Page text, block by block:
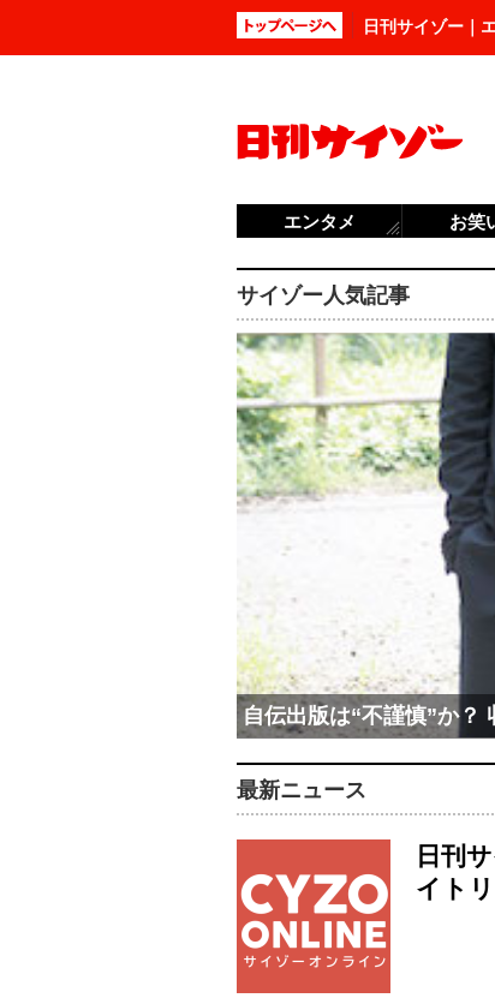
日刊サイゾー｜
サイゾー人気記事
自伝出版は“不謹慎”か？
最新ニュース
日刊
イト
エンタメ お笑